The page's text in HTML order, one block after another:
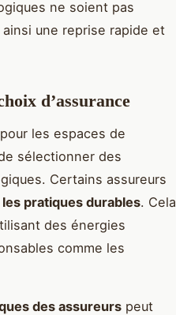
ne soient pas
une reprise rapide et
d’assurance
les espaces de
sélectionner des
Certains assureurs
pratiques durables. Cela
des énergies
comme les
des assureurs peut